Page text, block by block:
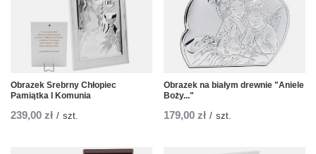
Obrazek Srebrny Chłopiec
Pamiątka I Komunia
239,00 zł / szt.
Obrazek na białym drewnie "Aniele
Boży..."
179,00 zł / szt.